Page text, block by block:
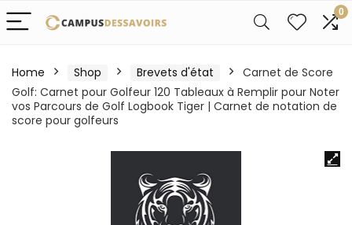
0
Home Shop Brevets d'état
Carnet de Score
Golf: Carnet pour Golfeur 120 Tableaux à Remplir pour Noter
vos Parcours de Golf Logbook Tiger | Carnet de notation de
score pour golfeurs